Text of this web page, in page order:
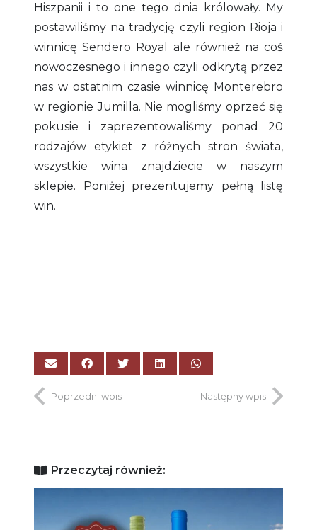
Hiszpanii i to one tego dnia królowały. My
postawiliśmy na tradycję czyli region Rioja i
winnicę Sendero Royal ale również na coś
nowoczesnego i innego czyli odkrytą przez
nas w ostatnim czasie winnicę Monterebro
w regionie Jumilla. Nie mogliśmy oprzeć się
pokusie i zaprezentowaliśmy ponad 20
rodzajów etykiet z różnych stron świata,
wszystkie wina znajdziecie w naszym
sklepie. Poniżej prezentujemy pełną listę
win.
Poprzedni wpis Następny wpis
Przeczytaj również: